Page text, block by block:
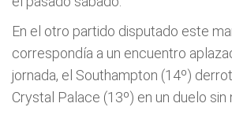
En el otro partido disputado este
correspondía a un encuentro
jornada, el Southampton (14º)
Crystal Palace (13º) en un duelo sin